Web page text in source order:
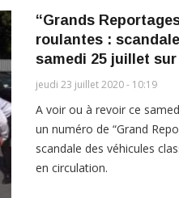
“Grands
roulantes :
samedi 25 juillet sur
jeudi 23 juillet 2020 - 10:19
A voir ou à revoir ce
un numéro de “Grand
scandale des véhicules
en circulation.